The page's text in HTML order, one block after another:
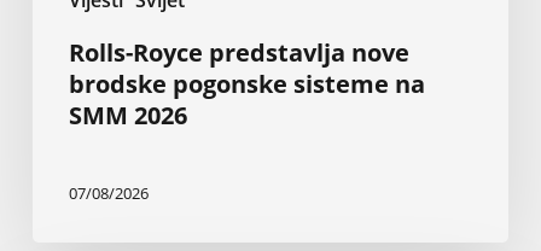
Rolls-Royce predstavlja nove
brodske pogonske sisteme na
SMM 2026
07/08/2026